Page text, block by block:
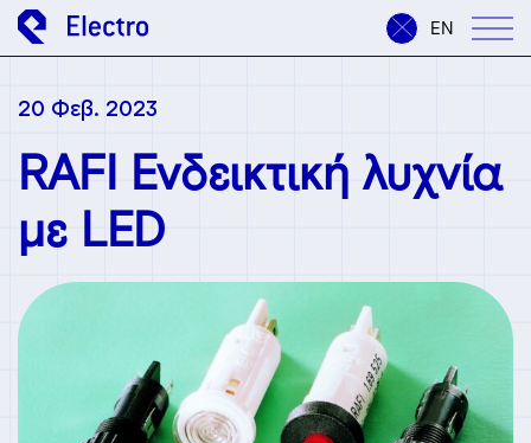
EN
20 Φεβ. 2023
RAFI Ενδεικτική λυχνία
με LED